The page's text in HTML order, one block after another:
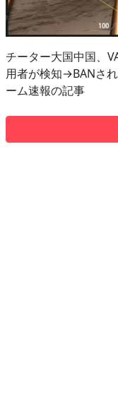
チーター大国中国、
用者が検知→BANさ
ーム速報の記事